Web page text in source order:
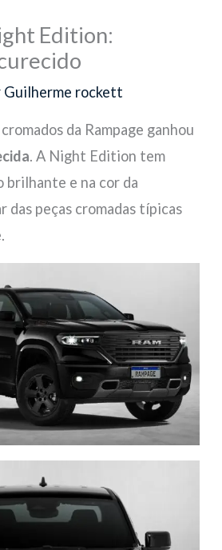
Edition:
Guilherme rockett
da Rampage ganhou
. A Night Edition tem
brilhante e na cor da
das peças cromadas típicas